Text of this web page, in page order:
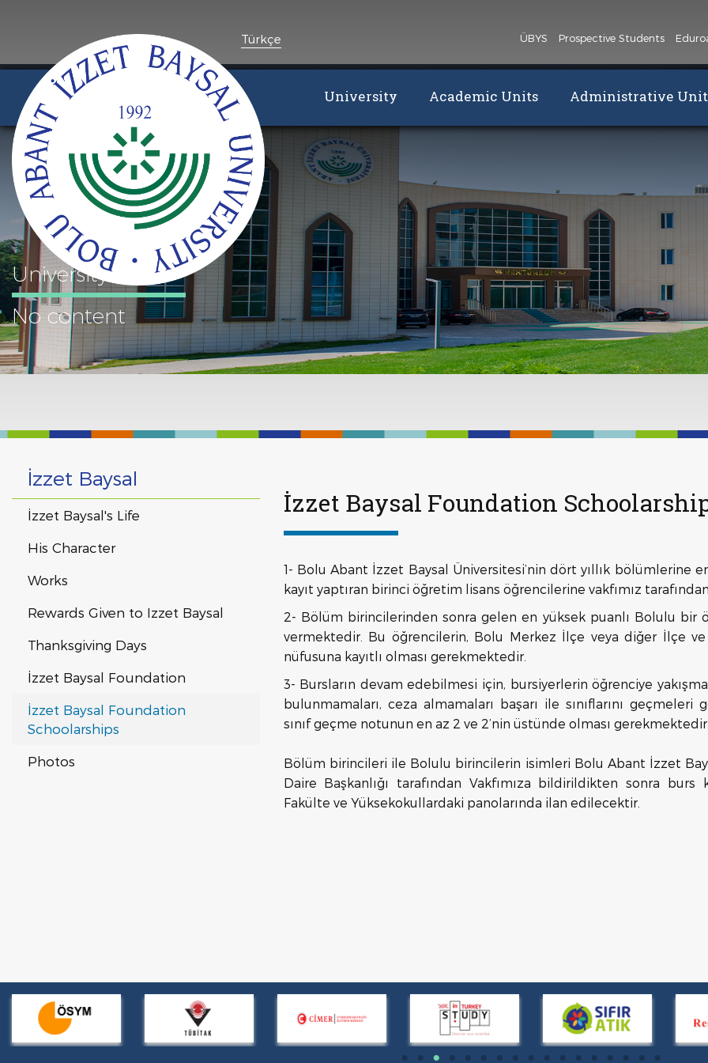
Türkçe ÜBYS Prospective Students
University Academic Units Administrative
University
No content
İzzet Baysal
İzzet Baysal's Life
His Character
Works
Rewards Given to Izzet Baysal
Thanksgiving Days
İzzet Baysal Foundation
İzzet Baysal Foundation
Schoolarships
Photos
İzzet Baysal Foundation
1- Bolu Abant İzzet Baysal Üniversitesi’nin dört yıllık bölümlerine
kayıt yaptıran birinci öğretim lisans öğrencilerine vakfımız
2- Bölüm birincilerinden sonra gelen en yüksek puanlı Bolulu bir
vermektedir. Bu öğrencilerin, Bolu Merkez İlçe veya diğer İlçe
nüfusuna kayıtlı olması gerekmektedir.
3- Bursların devam edebilmesi için, bursiyerlerin öğrenciye
bulunmamaları, ceza almamaları başarı ile sınıflarını
sınıf geçme notunun en az 2 ve 2’nin üstünde olması
Bölüm birincileri ile Bolulu birincilerin isimleri Bolu Abant İzzet
Daire Başkanlığı tarafından Vakfımıza bildirildikten sonra
Fakülte ve Yüksekokullardaki panolarında ilan edilecektir.